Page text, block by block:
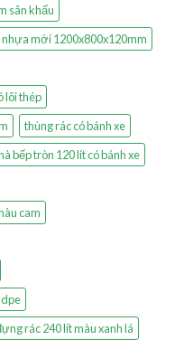
sân khấu
mới 1200x800x120mm
lõi thép
thùng rác có bánh xe
bếp tròn 120 lít có bánh xe
cam
rác 240 lít màu xanh lá